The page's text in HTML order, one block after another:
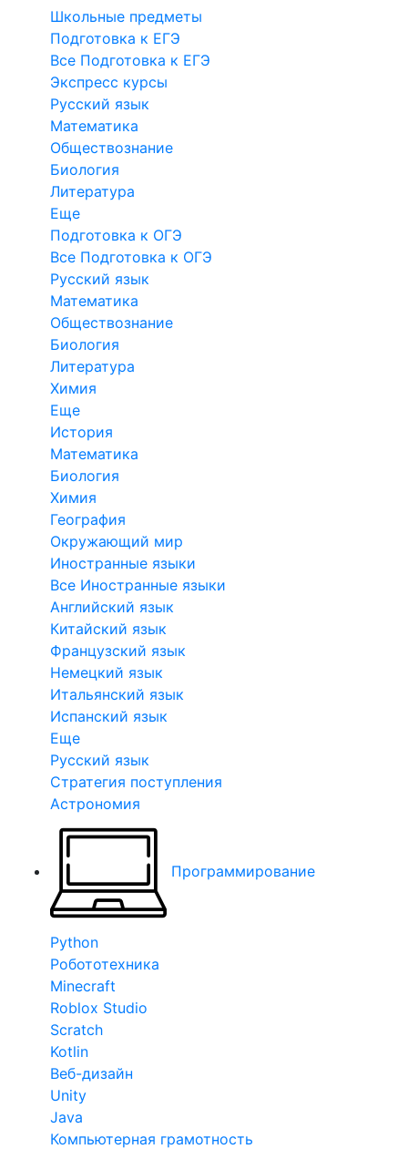
Школьные предметы
Подготовка к ЕГЭ
Все Подготовка к ЕГЭ
Экспресс курсы
Русский язык
Математика
Обществознание
Биология
Литература
Еще
Подготовка к ОГЭ
Все Подготовка к ОГЭ
Русский язык
Математика
Обществознание
Биология
Литература
Химия
Еще
История
Математика
Биология
Химия
География
Окружающий мир
Иностранные языки
Все Иностранные языки
Английский язык
Китайский язык
Французский язык
Немецкий язык
Итальянский язык
Испанский язык
Еще
Русский язык
Стратегия поступления
Астрономия
Программирование
Python
Робототехника
Minecraft
Roblox Studio
Scratch
Kotlin
Веб-дизайн
Unity
Java
Компьютерная грамотность